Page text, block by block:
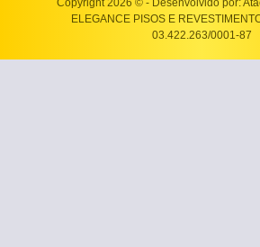
Copyright 2026 © - Desenvolvido por:
ELEGANCE PISOS E
03.422.263/0001-87